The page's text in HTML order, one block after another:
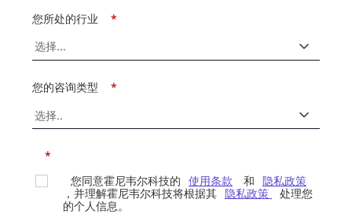
*
您所处的行业
*
您的咨询类型
*
您同意霍尼韦尔科技的 使用条款 和 隐私政策
，并理解霍尼韦尔科技将根据其 隐私政策
处理您
的个人信息。